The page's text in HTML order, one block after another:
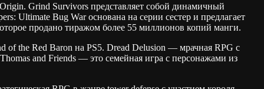
Grind Survivors представляет собой динамичный
Ultimate Bug War основана на серии сестер и предлагает
продано тиражом более 55 миллионов копий манги.
of the Red Baron на PS5. Dread Delusion — мрачная RPG с
and Friends — это семейная игра с персонажами из